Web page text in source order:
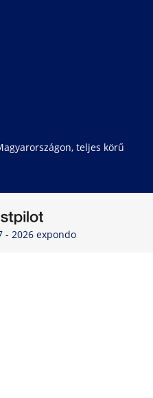
teljes körű
- 2026 expondo